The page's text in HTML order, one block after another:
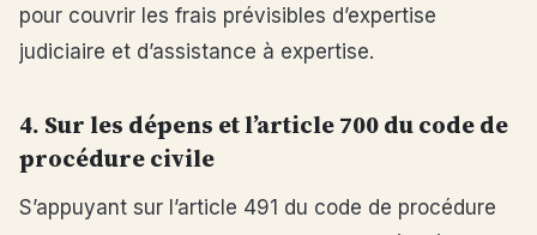
pour couvrir les frais prévisibles d’expertise
judiciaire et d’assistance à expertise.
4. Sur les dépens et l’article 700 du code de
procédure civile
S’appuyant sur l’article 491 du code de procédure